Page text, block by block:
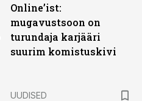
Online’ist:
mugavustsoon on
turundaja karjääri
suurim komistuskivi
UUDISED